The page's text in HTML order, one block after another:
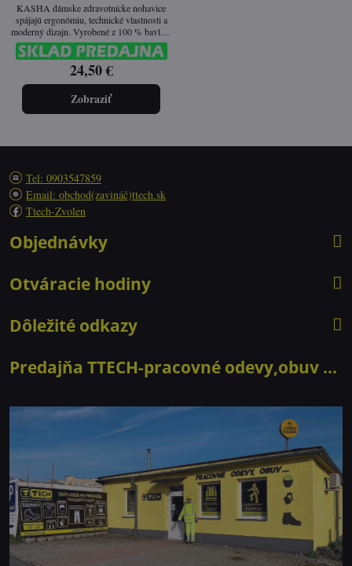
KASHA dámske zdravotnícke nohavice
spájajú ergonómiu, technické vlastnosti a
moderný dizajn. Vyrobené z 100 % bavlny,
ktorá je priedušná, odolná a pohodlná aj pri
dlhodobom nosení. Elastický pás so
šnúrkou umožňuje individuálne nastavenie
pre maximálny komfort. Ideálne pre
zdravotníčky, lekárničky a pracovníčky v
laboratóriách.
24,50 €
Zobraziť
Tel: 0903547859
Email: obchod(zavináč)ttech.sk
Ttech-Zvolen
Objednávky
Otváracie hodiny
Dôležité odkazy
Predajňa TTECH-pracovné odevy,obuv ...